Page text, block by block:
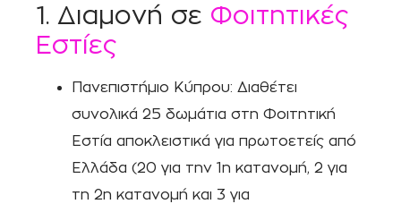
1. Διαμονή σε Φοιτητικές
Εστίες
Πανεπιστήμιο Κύπρου: Διαθέτει
συνολικά 25 δωμάτια στη Φοιτητική
Εστία αποκλειστικά για πρωτοετείς από
Ελλάδα (20 για την 1η κατανομή, 2 για
τη 2η κατανομή και 3 για